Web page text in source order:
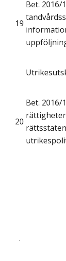
19
Bet. 2016/
20
Bet. 2016/